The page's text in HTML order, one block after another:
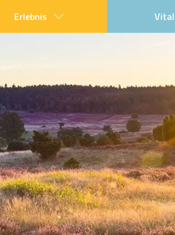
Erlebnis Vital